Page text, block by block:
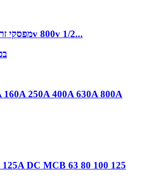
מפסקי זרם חשמליים 600v 800v 1/2...
10
160A 250A 400A 630A 800A
DC MCB 63 80 100 125